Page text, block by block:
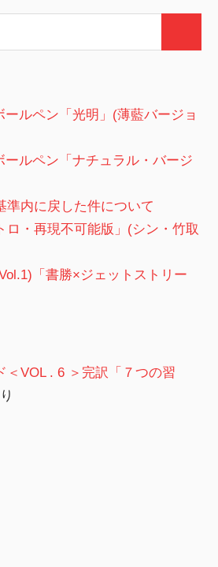
ールペン「光明」(薄藍バージョ
ールペン「ナチュラル・バージ
準内に戻した件について
ロ・再現不可能版」(シン・竹取
「書勝×ジェットストリー
＜VOL . 6 ＞完訳「７つの習